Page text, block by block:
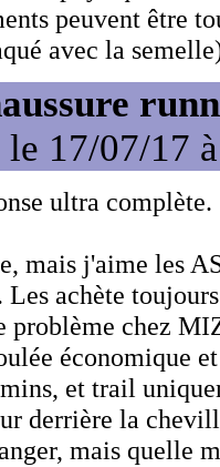
peuvent être
avec la
17/07/17
ultra complète.
mais j'aime les
achète
problème chez
économique
et trail
derrière la
mais quelle